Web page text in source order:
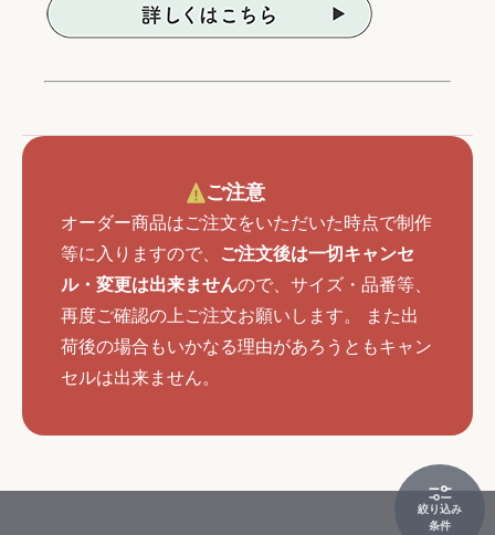
絞り込み
条件
ご注意
オーダー商品はご注文をいただいた時点で制作
等に入りますので、
ご注文後は一切キャンセ
ル・変更は出来ませんので、サイズ・品番等、
再度ご確認の上ご注文お願いします。 また出
荷後の場合もいかなる理由があろうともキャン
セルは出来ません。